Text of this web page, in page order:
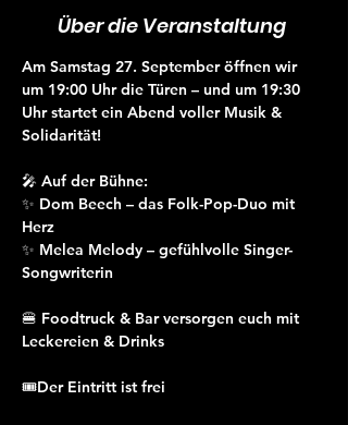
Über die Veranstaltung
Am Samstag 27. September öffnen wir
um 19:00 Uhr die Türen – und um 19:30
Uhr startet ein Abend voller Musik &
Solidarität!
🎤 Auf der Bühne:
✨ Dom Beech – das Folk-Pop-Duo mit
Herz
✨ Melea Melody – gefühlvolle Singer-
Songwriterin
🍔 Foodtruck & Bar versorgen euch mit
Leckereien & Drinks
🎟️Der Eintritt ist frei